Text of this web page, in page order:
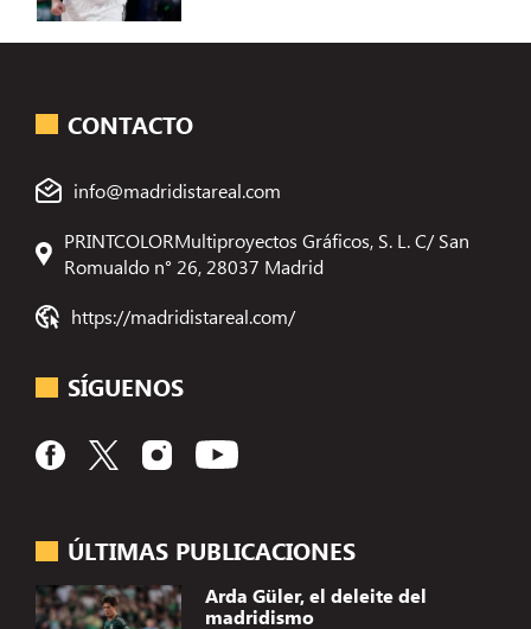
ÚLTIMAS PUBLICACIONES
Arda Güler, el deleite del
madridismo
CONTACTO
info@madridistareal.com
PRINTCOLORMultiproyectos Gráficos, S. L. C/ San
Romualdo n° 26, 28037 Madrid
https://madridistareal.com/
SÍGUENOS